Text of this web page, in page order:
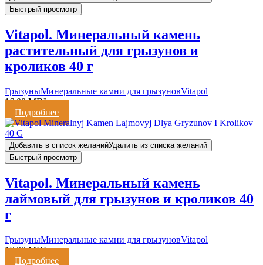
Быстрый просмотр
Vitapol. Минеральный камень
растительный для грызунов и
кроликов 40 г
ГрызуныМинеральные камни для грызуновVitapol
16,00MDL
Подробнее
Добавить в список желанийУдалить из списка желаний
Быстрый просмотр
Vitapol. Минеральный камень
лаймовый для грызунов и кроликов 40
г
ГрызуныМинеральные камни для грызуновVitapol
16,00MDL
Подробнее